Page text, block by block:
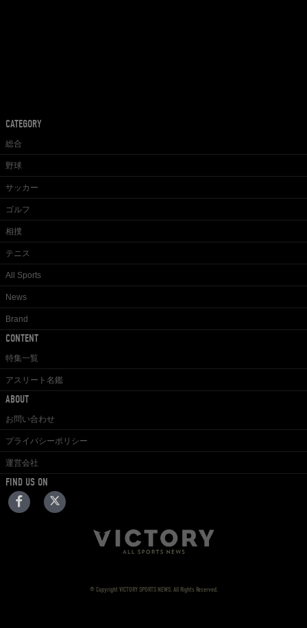
CATEGORY
総合
野球
サッカー
ゴルフ
相撲
テニス
All Sports
News
Brand
CONTENT
特集一覧
アスリート名鑑
ABOUT
お問い合わせ
プライバシーポリシー
運営会社
FIND US ON
© Copyright VICTORY SPORTS NEWS. All Rights Reserved.